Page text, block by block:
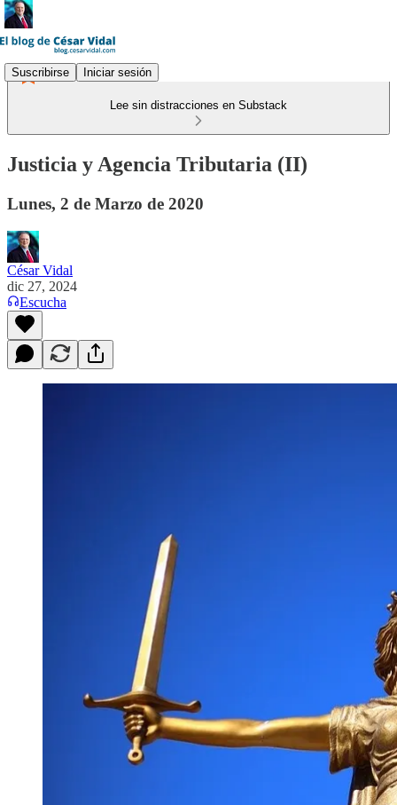
Suscribirse Iniciar sesión
Lee sin distracciones en Substack
Justicia y Agencia Tributaria (II)
Lunes, 2 de Marzo de 2020
César Vidal
dic 27, 2024
Escucha